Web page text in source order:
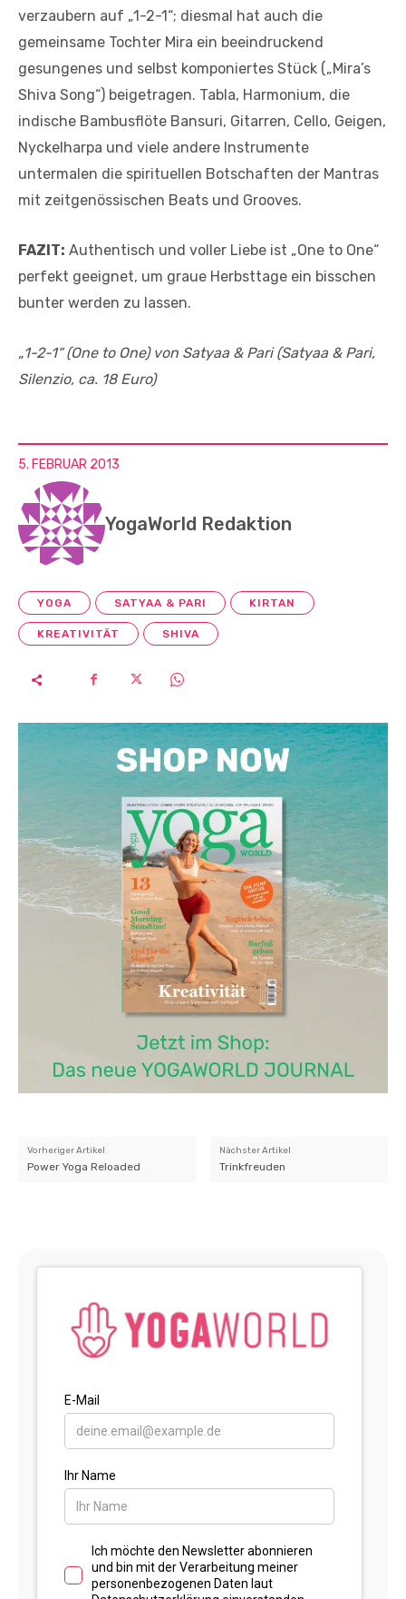
verzaubern auf „1-2-1“; diesmal hat auch die
gemeinsame Tochter Mira ein beeindruckend
gesungenes und selbst komponiertes Stück („Mira’s
Shiva Song“) beigetragen. Tabla, Harmonium, die
indische Bambusflöte Bansuri, Gitarren, Cello, Geigen,
Nyckelharpa und viele andere Instrumente
untermalen die spirituellen Botschaften der Mantras
mit zeitgenössischen Beats und Grooves.
FAZIT: Authentisch und voller Liebe ist „One to One“
perfekt geeignet, um graue Herbsttage ein bisschen
bunter werden zu lassen.
„1-2-1“ (One to One) von Satyaa & Pari (Satyaa & Pari,
Silenzio, ca. 18 Euro)
5. FEBRUAR 2013
YogaWorld Redaktion
YOGA SATYAA & PARI KIRTAN
KREATIVITÄT SHIVA
Vorheriger Artikel
Power Yoga Reloaded
Nächster Artikel
Trinkfreuden